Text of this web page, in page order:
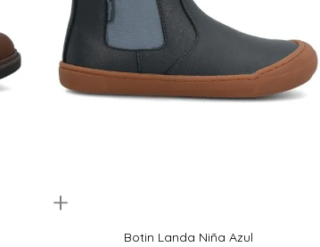
Quickview
Botin Landa Niña Azul